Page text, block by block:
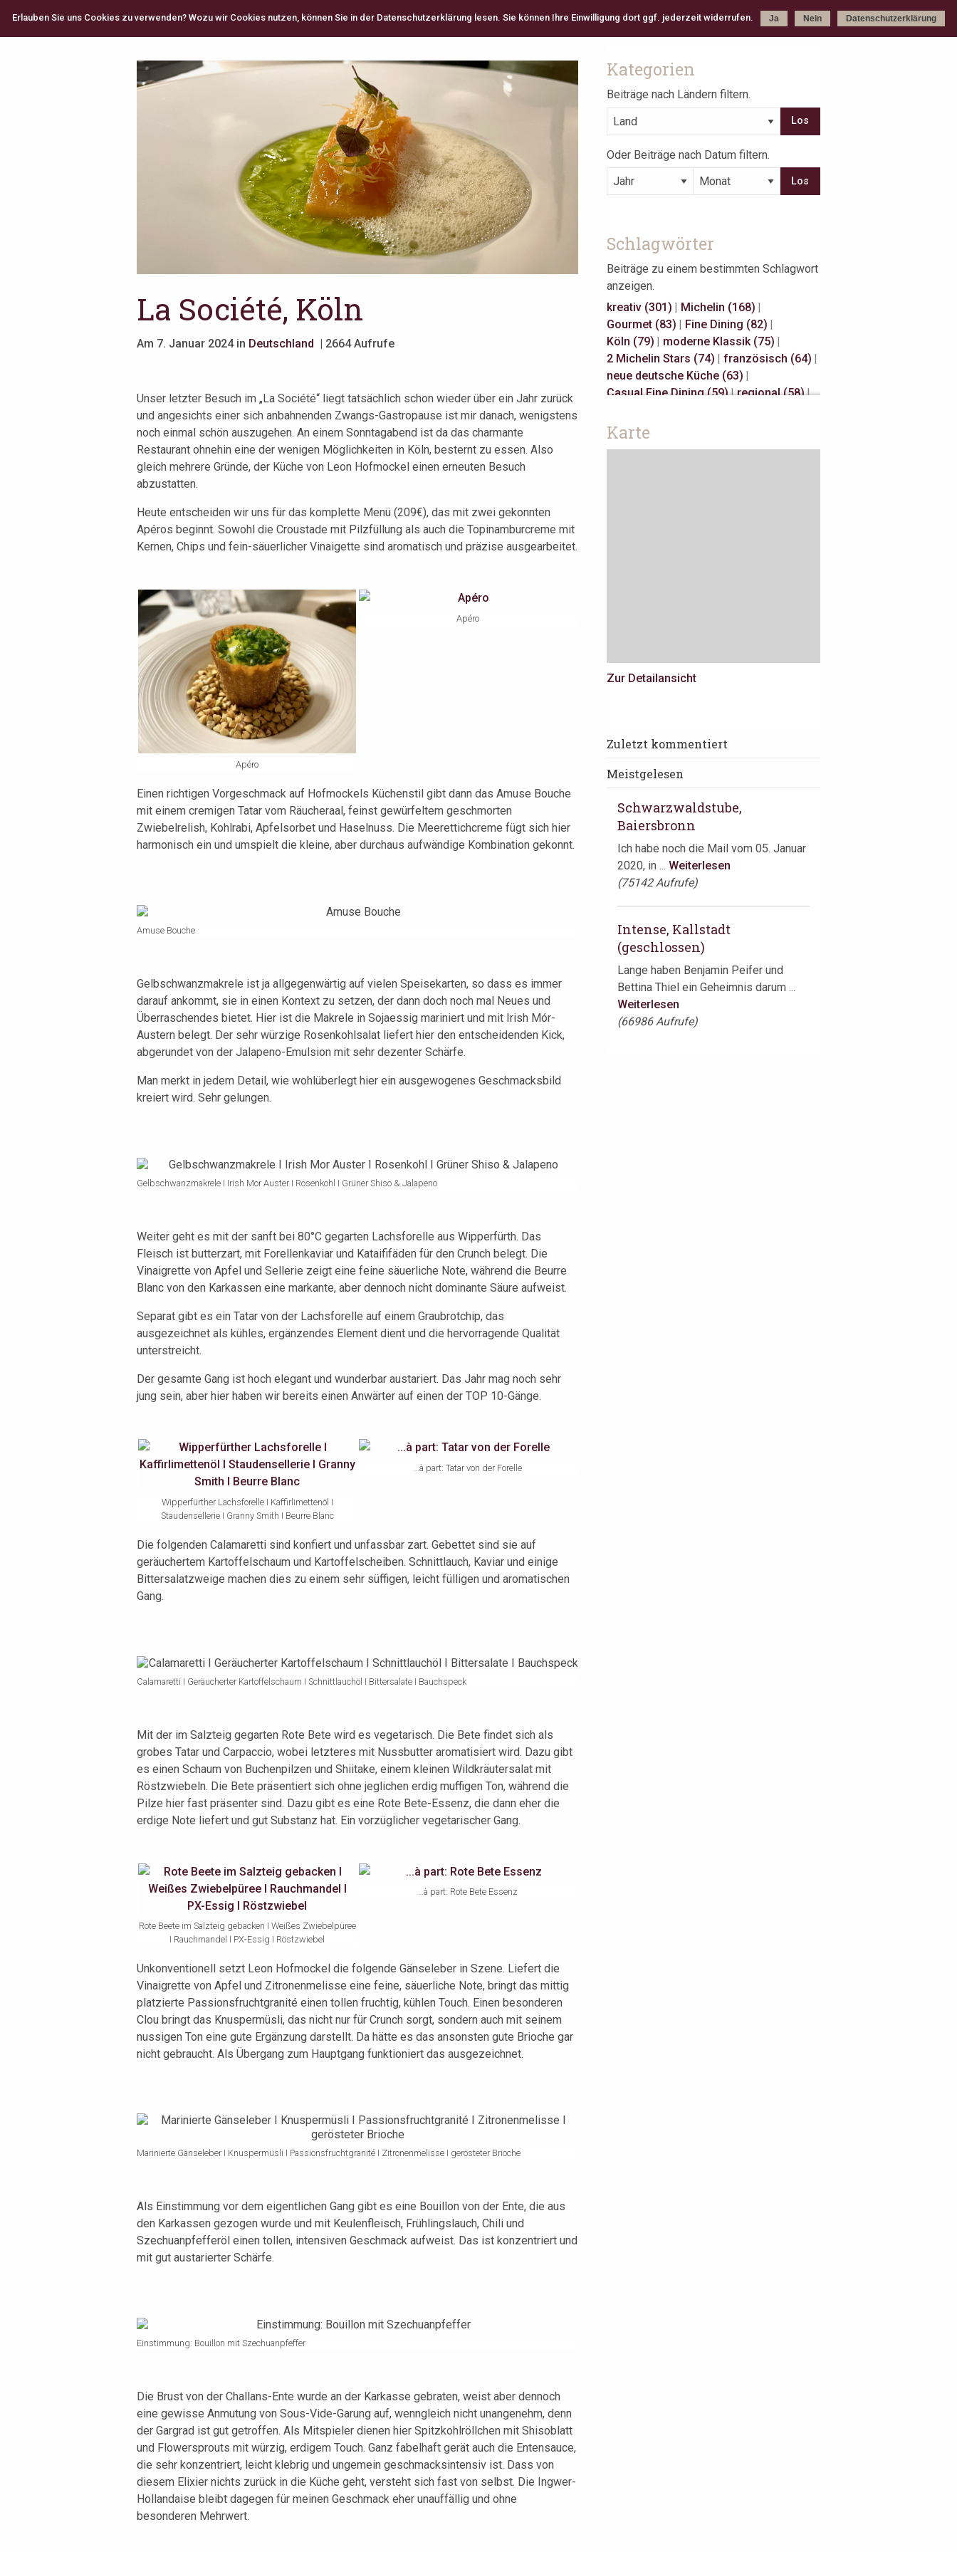
La Société, Köln
Am 7. Januar 2024 in Deutschland | 2664 Aufrufe
Unser letzter Besuch im „La Société“ liegt tatsächlich schon wieder über ein Jahr zurück
und angesichts einer sich anbahnenden Zwangs-Gastropause ist mir danach, wenigstens
noch einmal schön auszugehen. An einem Sonntagabend ist da das charmante
Restaurant ohnehin eine der wenigen Möglichkeiten in Köln, besternt zu essen. Also
gleich mehrere Gründe, der Küche von Leon Hofmockel einen erneuten Besuch
abzustatten.
Heute entscheiden wir uns für das komplette Menü (209€), das mit zwei gekonnten
Apéros beginnt. Sowohl die Croustade mit Pilzfüllung als auch die Topinamburcreme mit
Kernen, Chips und fein-säuerlicher Vinaigette sind aromatisch und präzise ausgearbeitet.
Apéro
Apéro
Einen richtigen Vorgeschmack auf Hofmockels Küchenstil gibt dann das Amuse Bouche
mit einem cremigen Tatar vom Räucheraal, feinst gewürfeltem geschmorten
Zwiebelrelish, Kohlrabi, Apfelsorbet und Haselnuss. Die Meerettichcreme fügt sich hier
harmonisch ein und umspielt die kleine, aber durchaus aufwändige Kombination gekonnt.
Amuse Bouche
Gelbschwanzmakrele ist ja allgegenwärtig auf vielen Speisekarten, so dass es immer
darauf ankommt, sie in einen Kontext zu setzen, der dann doch noch mal Neues und
Überraschendes bietet. Hier ist die Makrele in Sojaessig mariniert und mit Irish Mór-
Austern belegt. Der sehr würzige Rosenkohlsalat liefert hier den entscheidenden Kick,
abgerundet von der Jalapeno-Emulsion mit sehr dezenter Schärfe.
Man merkt in jedem Detail, wie wohlüberlegt hier ein ausgewogenes Geschmacksbild
kreiert wird. Sehr gelungen.
Gelbschwanzmakrele I Irish Mor Auster I Rosenkohl I Grüner Shiso & Jalapeno
Weiter geht es mit der sanft bei 80°C gegarten Lachsforelle aus Wipperfürth. Das
Fleisch ist butterzart, mit Forellenkaviar und Kataififäden für den Crunch belegt. Die
Vinaigrette von Apfel und Sellerie zeigt eine feine säuerliche Note, während die Beurre
Blanc von den Karkassen eine markante, aber dennoch nicht dominante Säure aufweist.
Separat gibt es ein Tatar von der Lachsforelle auf einem Graubrotchip, das
ausgezeichnet als kühles, ergänzendes Element dient und die hervorragende Qualität
unterstreicht.
Der gesamte Gang ist hoch elegant und wunderbar austariert. Das Jahr mag noch sehr
jung sein, aber hier haben wir bereits einen Anwärter auf einen der TOP 10-Gänge.
Wipperfürther Lachsforelle I Kaffirlimettenöl I
Staudensellerie I Granny Smith I Beurre Blanc
…à part: Tatar von der Forelle
Die folgenden Calamaretti sind konfiert und unfassbar zart. Gebettet sind sie auf
geräuchertem Kartoffelschaum und Kartoffelscheiben. Schnittlauch, Kaviar und einige
Bittersalatzweige machen dies zu einem sehr süffigen, leicht fülligen und aromatischen
Gang.
Calamaretti I Geräucherter Kartoffelschaum I Schnittlauchöl I Bittersalate I Bauchspeck
Mit der im Salzteig gegarten Rote Bete wird es vegetarisch. Die Bete findet sich als
grobes Tatar und Carpaccio, wobei letzteres mit Nussbutter aromatisiert wird. Dazu gibt
es einen Schaum von Buchenpilzen und Shiitake, einem kleinen Wildkräutersalat mit
Röstzwiebeln. Die Bete präsentiert sich ohne jeglichen erdig muffigen Ton, während die
Pilze hier fast präsenter sind. Dazu gibt es eine Rote Bete-Essenz, die dann eher die
erdige Note liefert und gut Substanz hat. Ein vorzüglicher vegetarischer Gang.
Rote Beete im Salzteig gebacken I Weißes Zwiebelpüree
I Rauchmandel I PX-Essig I Röstzwiebel
…à part: Rote Bete Essenz
Unkonventionell setzt Leon Hofmockel die folgende Gänseleber in Szene. Liefert die
Vinaigrette von Apfel und Zitronenmelisse eine feine, säuerliche Note, bringt das mittig
platzierte Passionsfruchtgranité einen tollen fruchtig, kühlen Touch. Einen besonderen
Clou bringt das Knuspermüsli, das nicht nur für Crunch sorgt, sondern auch mit seinem
nussigen Ton eine gute Ergänzung darstellt. Da hätte es das ansonsten gute Brioche gar
nicht gebraucht. Als Übergang zum Hauptgang funktioniert das ausgezeichnet.
Marinierte Gänseleber I Knuspermüsli I Passionsfruchtgranité I Zitronenmelisse I gerösteter Brioche
Als Einstimmung vor dem eigentlichen Gang gibt es eine Bouillon von der Ente, die aus
den Karkassen gezogen wurde und mit Keulenfleisch, Frühlingslauch, Chili und
Szechuanpfefferöl einen tollen, intensiven Geschmack aufweist. Das ist konzentriert und
mit gut austarierter Schärfe.
Einstimmung: Bouillon mit Szechuanpfeffer
Die Brust von der Challans-Ente wurde an der Karkasse gebraten, weist aber dennoch
eine gewisse Anmutung von Sous-Vide-Garung auf, wenngleich nicht unangenehm, denn
der Gargrad ist gut getroffen. Als Mitspieler dienen hier Spitzkohlröllchen mit Shisoblatt
und Flowersprouts mit würzig, erdigem Touch. Ganz fabelhaft gerät auch die Entensauce,
die sehr konzentriert, leicht klebrig und ungemein geschmacksintensiv ist. Dass von
diesem Elixier nichts zurück in die Küche geht, versteht sich fast von selbst. Die Ingwer-
Hollandaise bleibt dagegen für meinen Geschmack eher unauffällig und ohne
besonderen Mehrwert.
Kategorien
Beiträge nach Ländern filtern.
Oder Beiträge nach Datum filtern.
Schlagwörter
Beiträge zu einem bestimmten Schlagwort
anzeigen.
kreativ (301) | Michelin (168) |
Gourmet (83) | Fine Dining (82) |
Köln (79) | moderne Klassik (75) |
2 Michelin Stars (74) |französisch (64) |
neue deutsche Küche (63) |
Casual Fine Dining (59)|regional (58)|
Gault Millau (29)
Karte
Zur Detailansicht
Zuletzt kommentiert
The Jane, Antwerpen
Unser letzter Besuch im „La Société“
liegt tatsächlich schon wieder ...
Meistgelesen
Schwarzwaldstube,
Baiersbronn
Ich habe noch die Mail vom 05. Januar
2020, in ... Weiterlesen
(75142 Aufrufe)
Intense, Kallstadt
(geschlossen)
Lange haben Benjamin Peifer und
Bettina Thiel ein Geheimnis darum ...
Weiterlesen
(66986 Aufrufe)
Erlauben Sie uns Cookies zu verwenden? Wozu wir Cookies nutzen, können Sie in der Datenschutzerklärung lesen. Sie können Ihre Einwilligung dort ggf. jederzeit widerrufen. Ja Nein Datenschutzerklärung